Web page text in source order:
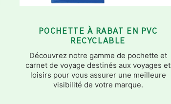
POCHETTE À RABAT EN PVC
RECYCLABLE
Découvrez notre gamme de pochette et
carnet de voyage destinés aux voyages et
loisirs pour vous assurer une meilleure
visibilité de votre marque.